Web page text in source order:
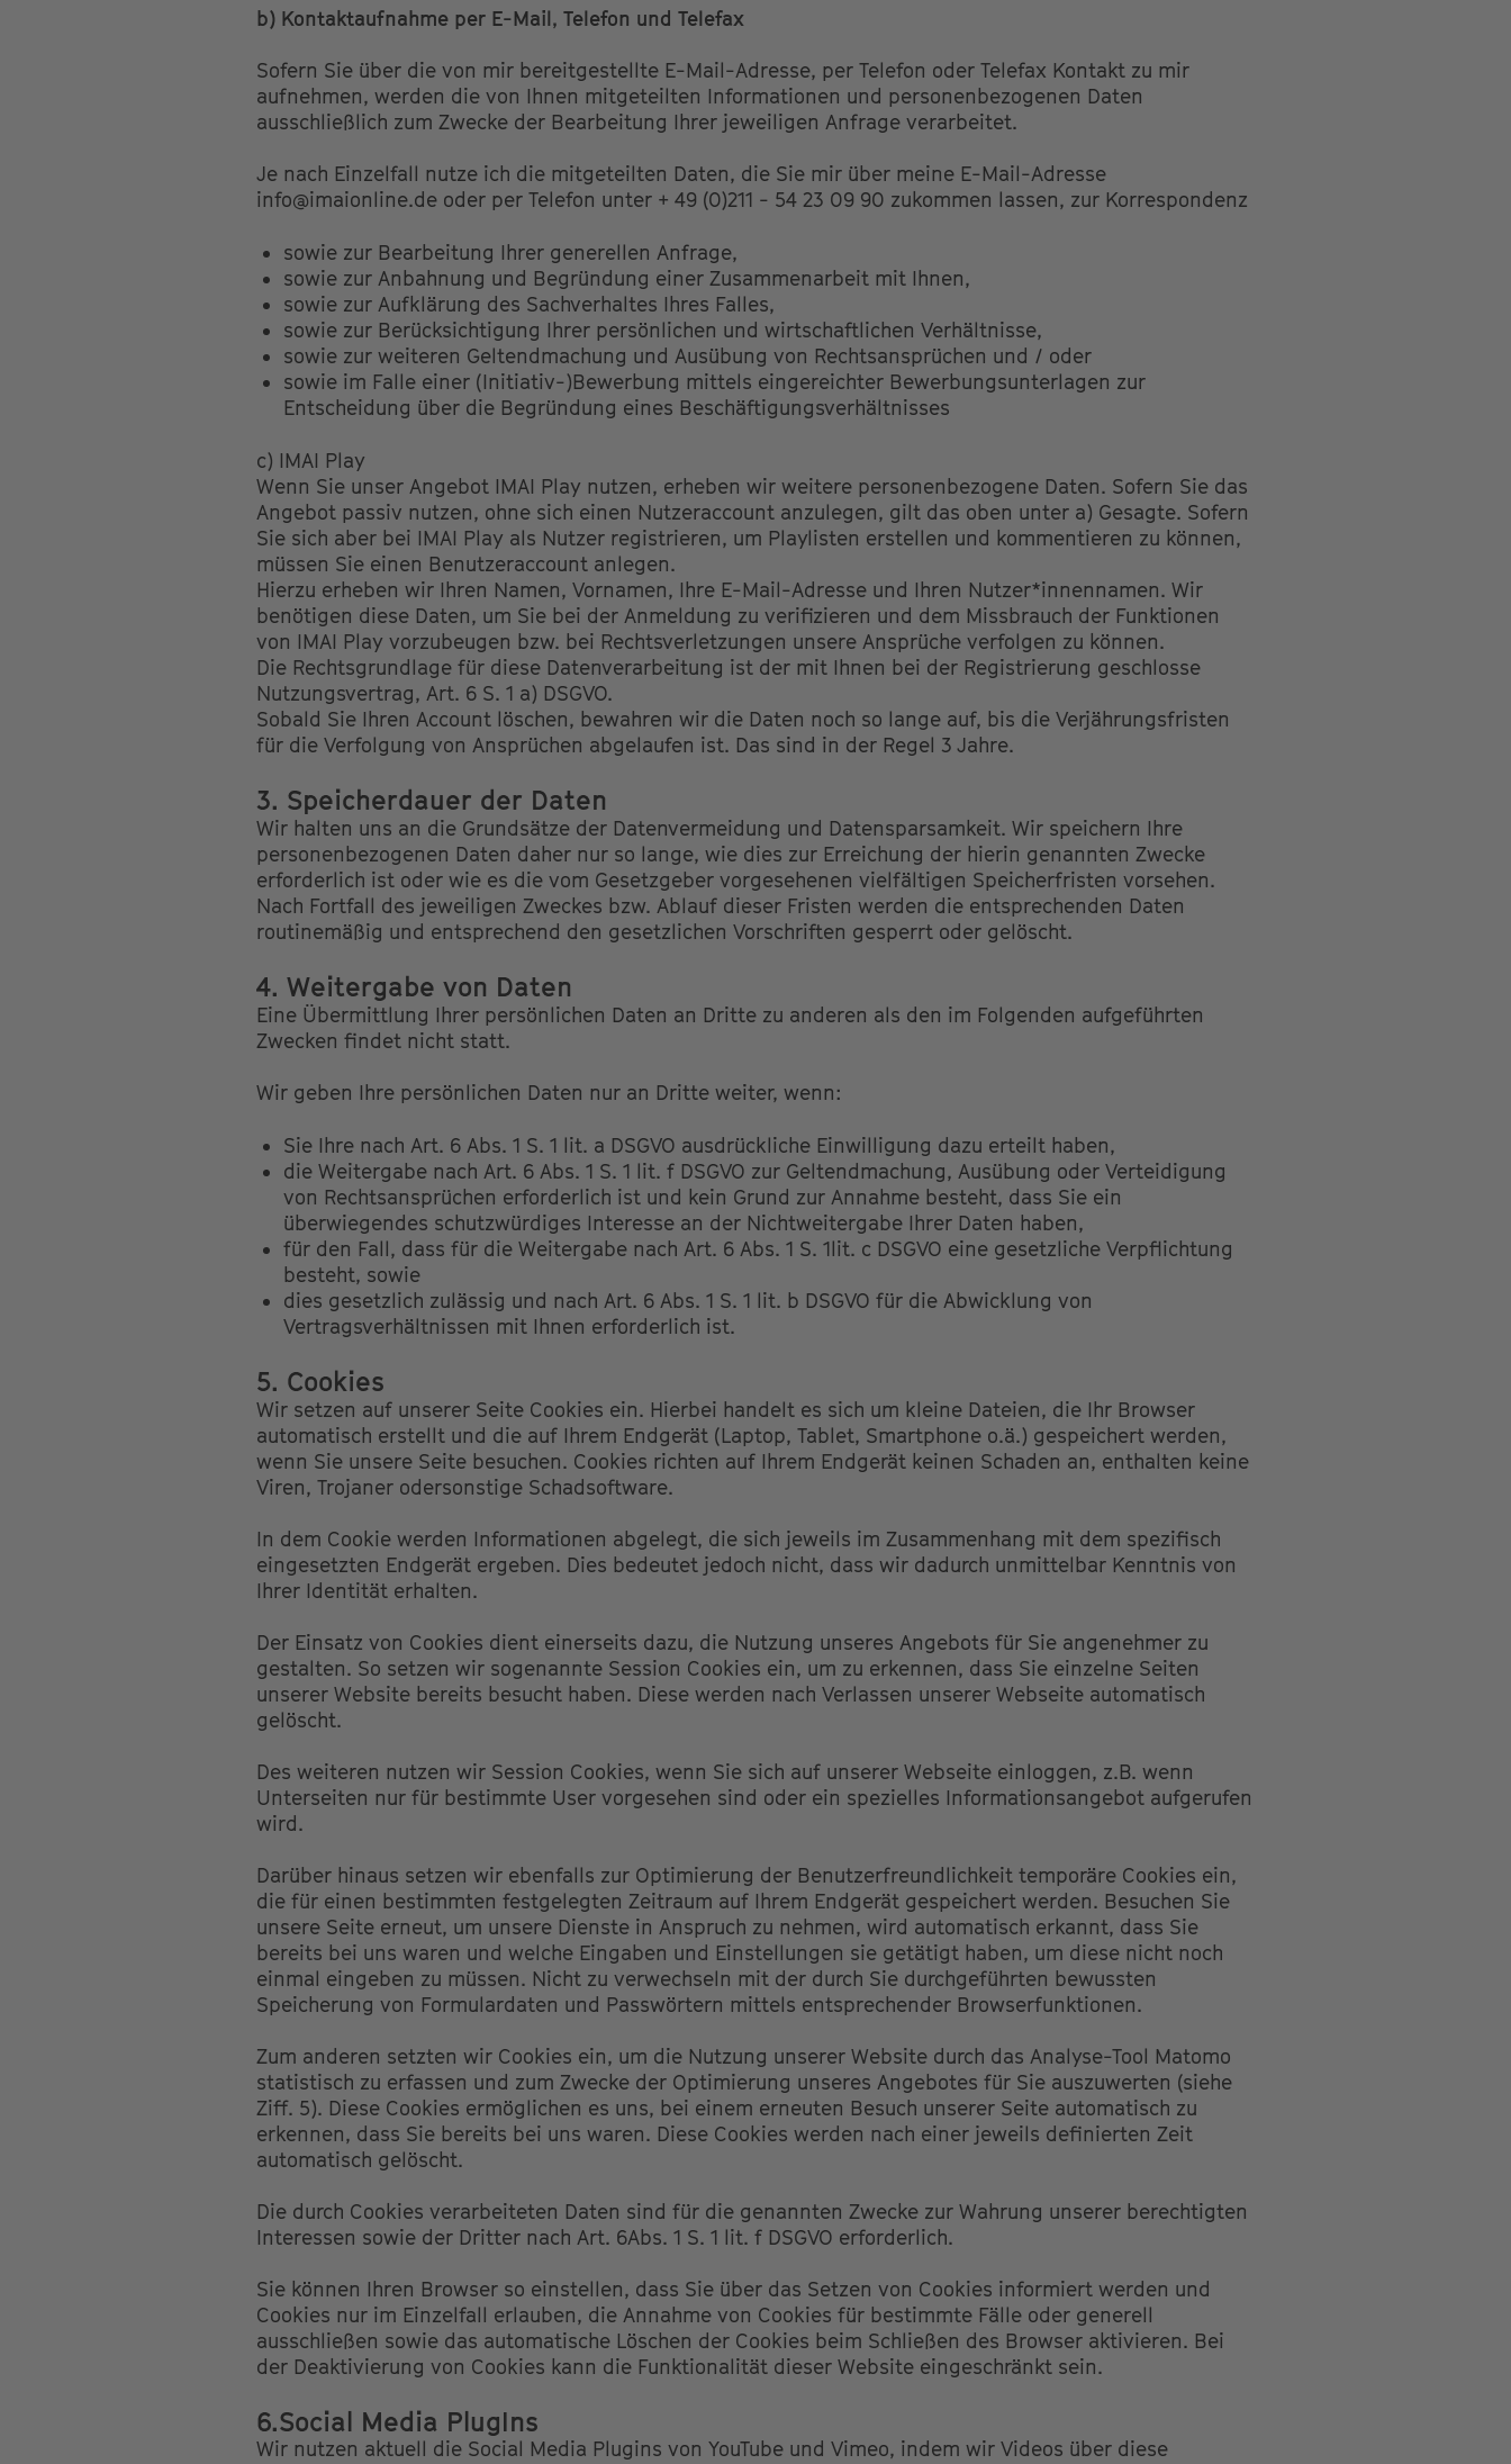
b) Kontaktaufnahme per E-Mail, Telefon und Telefax
Sofern Sie über die von mir bereitgestellte E-Mail-Adresse, per Telefon oder Telefax Kontakt zu mir
aufnehmen, werden die von Ihnen mitgeteilten Informationen und personenbezogenen Daten
ausschließlich zum Zwecke der Bearbeitung Ihrer jeweiligen Anfrage verarbeitet.
Je nach Einzelfall nutze ich die mitgeteilten Daten, die Sie mir über meine E-Mail-Adresse
info@imaionline.de oder per Telefon unter + 49 (0)211 - 54 23 09 90 zukommen lassen, zur Korrespondenz
sowie zur Bearbeitung Ihrer generellen Anfrage,
sowie zur Anbahnung und Begründung einer Zusammenarbeit mit Ihnen,
sowie zur Aufklärung des Sachverhaltes Ihres Falles,
sowie zur Berücksichtigung Ihrer persönlichen und wirtschaftlichen Verhältnisse,
sowie zur weiteren Geltendmachung und Ausübung von Rechtsansprüchen und / oder
sowie im Falle einer (Initiativ-)Bewerbung mittels eingereichter Bewerbungsunterlagen zur
Entscheidung über die Begründung eines Beschäftigungsverhältnisses
c) IMAI Play
Wenn Sie unser Angebot IMAI Play nutzen, erheben wir weitere personenbezogene Daten. Sofern Sie das
Angebot passiv nutzen, ohne sich einen Nutzeraccount anzulegen, gilt das oben unter a) Gesagte. Sofern
Sie sich aber bei IMAI Play als Nutzer registrieren, um Playlisten erstellen und kommentieren zu können,
müssen Sie einen Benutzeraccount anlegen.
Hierzu erheben wir Ihren Namen, Vornamen, Ihre E-Mail-Adresse und Ihren Nutzer*innennamen. Wir
benötigen diese Daten, um Sie bei der Anmeldung zu verifizieren und dem Missbrauch der Funktionen
von IMAI Play vorzubeugen bzw. bei Rechtsverletzungen unsere Ansprüche verfolgen zu können.
Die Rechtsgrundlage für diese Datenverarbeitung ist der mit Ihnen bei der Registrierung geschlosse
Nutzungsvertrag, Art. 6 S. 1 a) DSGVO.
Sobald Sie Ihren Account löschen, bewahren wir die Daten noch so lange auf, bis die Verjährungsfristen
für die Verfolgung von Ansprüchen abgelaufen ist. Das sind in der Regel 3 Jahre.
3. Speicherdauer der Daten
Wir halten uns an die Grundsätze der Datenvermeidung und Datensparsamkeit. Wir speichern Ihre
personenbezogenen Daten daher nur so lange, wie dies zur Erreichung der hierin genannten Zwecke
erforderlich ist oder wie es die vom Gesetzgeber vorgesehenen vielfältigen Speicherfristen vorsehen.
Nach Fortfall des jeweiligen Zweckes bzw. Ablauf dieser Fristen werden die entsprechenden Daten
routinemäßig und entsprechend den gesetzlichen Vorschriften gesperrt oder gelöscht.
4. Weitergabe von Daten
Eine Übermittlung Ihrer persönlichen Daten an Dritte zu anderen als den im Folgenden aufgeführten
Zwecken findet nicht statt.
Wir geben Ihre persönlichen Daten nur an Dritte weiter, wenn:
Sie Ihre nach Art. 6 Abs. 1 S. 1 lit. a DSGVO ausdrückliche Einwilligung dazu erteilt haben,
die Weitergabe nach Art. 6 Abs. 1 S. 1 lit. f DSGVO zur Geltendmachung, Ausübung oder Verteidigung
von Rechtsansprüchen erforderlich ist und kein Grund zur Annahme besteht, dass Sie ein
überwiegendes schutzwürdiges Interesse an der Nichtweitergabe Ihrer Daten haben,
für den Fall, dass für die Weitergabe nach Art. 6 Abs. 1 S. 1lit. c DSGVO eine gesetzliche Verpflichtung
besteht, sowie
dies gesetzlich zulässig und nach Art. 6 Abs. 1 S. 1 lit. b DSGVO für die Abwicklung von
Vertragsverhältnissen mit Ihnen erforderlich ist.
5. Cookies
Wir setzen auf unserer Seite Cookies ein. Hierbei handelt es sich um kleine Dateien, die Ihr Browser
automatisch erstellt und die auf Ihrem Endgerät (Laptop, Tablet, Smartphone o.ä.) gespeichert werden,
wenn Sie unsere Seite besuchen. Cookies richten auf Ihrem Endgerät keinen Schaden an, enthalten keine
Viren, Trojaner odersonstige Schadsoftware.
In dem Cookie werden Informationen abgelegt, die sich jeweils im Zusammenhang mit dem spezifisch
eingesetzten Endgerät ergeben. Dies bedeutet jedoch nicht, dass wir dadurch unmittelbar Kenntnis von
Ihrer Identität erhalten.
Der Einsatz von Cookies dient einerseits dazu, die Nutzung unseres Angebots für Sie angenehmer zu
gestalten. So setzen wir sogenannte Session Cookies ein, um zu erkennen, dass Sie einzelne Seiten
unserer Website bereits besucht haben. Diese werden nach Verlassen unserer Webseite automatisch
gelöscht.
Des weiteren nutzen wir Session Cookies, wenn Sie sich auf unserer Webseite einloggen, z.B. wenn
Unterseiten nur für bestimmte User vorgesehen sind oder ein spezielles Informationsangebot aufgerufen
wird.
Darüber hinaus setzen wir ebenfalls zur Optimierung der Benutzerfreundlichkeit temporäre Cookies ein,
die für einen bestimmten festgelegten Zeitraum auf Ihrem Endgerät gespeichert werden. Besuchen Sie
unsere Seite erneut, um unsere Dienste in Anspruch zu nehmen, wird automatisch erkannt, dass Sie
bereits bei uns waren und welche Eingaben und Einstellungen sie getätigt haben, um diese nicht noch
einmal eingeben zu müssen. Nicht zu verwechseln mit der durch Sie durchgeführten bewussten
Speicherung von Formulardaten und Passwörtern mittels entsprechender Browserfunktionen.
Zum anderen setzten wir Cookies ein, um die Nutzung unserer Website durch das Analyse-Tool Matomo
statistisch zu erfassen und zum Zwecke der Optimierung unseres Angebotes für Sie auszuwerten (siehe
Ziff. 5). Diese Cookies ermöglichen es uns, bei einem erneuten Besuch unserer Seite automatisch zu
erkennen, dass Sie bereits bei uns waren. Diese Cookies werden nach einer jeweils definierten Zeit
automatisch gelöscht.
Die durch Cookies verarbeiteten Daten sind für die genannten Zwecke zur Wahrung unserer berechtigten
Interessen sowie der Dritter nach Art. 6Abs. 1 S. 1 lit. f DSGVO erforderlich.
Sie können Ihren Browser so einstellen, dass Sie über das Setzen von Cookies informiert werden und
Cookies nur im Einzelfall erlauben, die Annahme von Cookies für bestimmte Fälle oder generell
ausschließen sowie das automatische Löschen der Cookies beim Schließen des Browser aktivieren. Bei
der Deaktivierung von Cookies kann die Funktionalität dieser Website eingeschränkt sein.
6.Social Media PlugIns
Wir nutzen aktuell die Social Media Plugins von YouTube und Vimeo, indem wir Videos über diese